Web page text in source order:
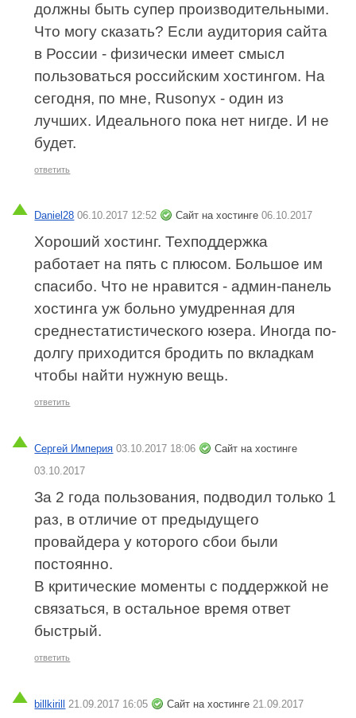
должны быть супер производительными.
Что могу сказать? Если аудитория сайта
в России - физически имеет смысл
пользоваться российским хостингом. На
сегодня, по мне, Rusonyx - один из
лучших. Идеального пока нет нигде. И не
будет.
ответить
Daniel28 06.10.2017 12:52 Сайт на хостинге06.10.2017
Хороший хостинг. Техподдержка
работает на пять с плюсом. Большое им
спасибо. Что не нравится - админ-панель
хостинга уж больно умудренная для
среднестатистического юзера. Иногда по-
долгу приходится бродить по вкладкам
чтобы найти нужную вещь.
ответить
Сергей Империя 03.10.2017 18:06
Сайт на хостинге
03.10.2017
За 2 года пользования, подводил только 1
раз, в отличие от предыдущего
провайдера у которого сбои были
постоянно.
В критические моменты с поддержкой не
связаться, в остальное время ответ
быстрый.
ответить
billkirill 21.09.2017 16:05 Сайт на хостинге 21.09.2017